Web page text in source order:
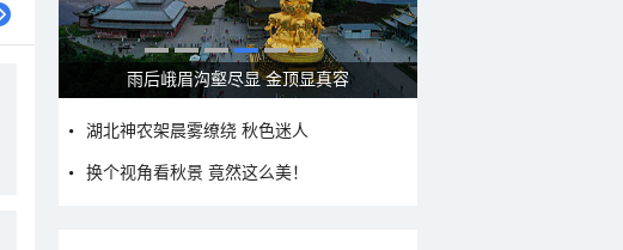
秋意浓 蓝天映衬下的哈尔滨伏尔加庄园
湖北神农架晨雾缭绕 秋色迷人
换个视角看秋景 竟然这么美！